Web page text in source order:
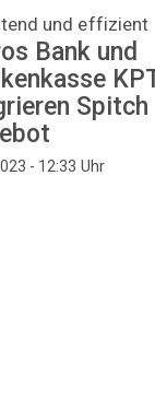
und effizient
Bank und
Spitch
- 12:33 Uhr